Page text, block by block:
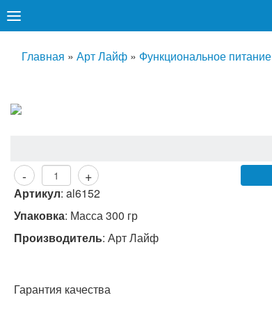
Главная » Арт Лайф » Функциональное питание
- +
Артикул: al6152
Упаковка: Масса 300 гр
Производитель: Арт Лайф
Гарантия качества